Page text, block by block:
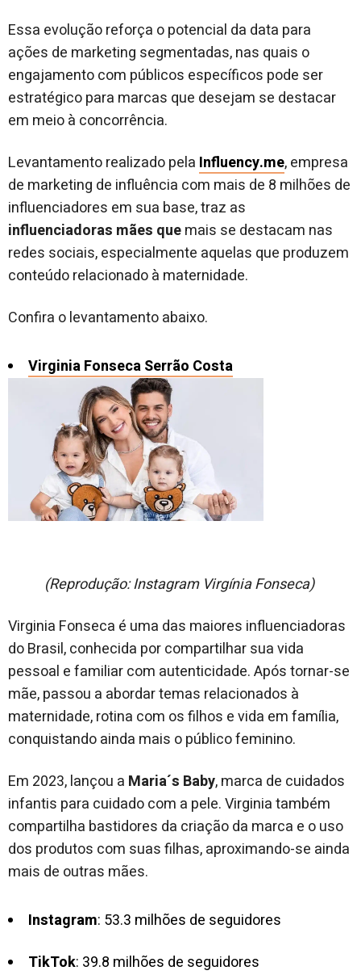
Essa evolução reforça o potencial da data para
ações de marketing segmentadas, nas quais o
engajamento com públicos específicos pode ser
estratégico para marcas que desejam se destacar
em meio à concorrência.
Levantamento realizado pela Influency.me, empresa
de marketing de influência com mais de 8 milhões de
influenciadores em sua base, traz as
influenciadoras mães quemais se destacam nas
redes sociais, especialmente aquelas que produzem
conteúdo relacionado à maternidade.
Confira o levantamento abaixo.
Virginia Fonseca Serrão Costa
(Reprodução: Instagram Virgínia Fonseca)
Virginia Fonseca é uma das maiores influenciadoras
do Brasil, conhecida por compartilhar sua vida
pessoal e familiar com autenticidade. Após tornar-se
mãe, passou a abordar temas relacionados à
maternidade, rotina com os filhos e vida em família,
conquistando ainda mais o público feminino.
Em 2023, lançou a Maria´s Baby, marca de cuidados
infantis para cuidado com a pele. Virginia também
compartilha bastidores da criação da marca e o uso
dos produtos com suas filhas, aproximando-se ainda
mais de outras mães.
Instagram: 53.3 milhões de seguidores
TikTok: 39.8 milhões de seguidores